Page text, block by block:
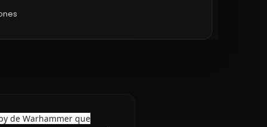
de Warhammer que